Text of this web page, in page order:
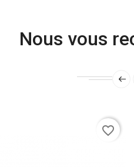
Nous vous
favorite_border